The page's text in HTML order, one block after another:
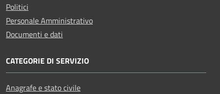
Politici
Personale Amministrativo
Documenti e dati
CATEGORIE DI SERVIZIO
Anagrafe e stato civile